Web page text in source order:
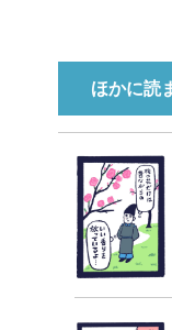
ほかに読